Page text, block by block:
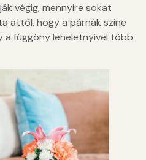
végig, mennyire sokat
attól, hogy a párnák színe
a függöny leheletnyivel több